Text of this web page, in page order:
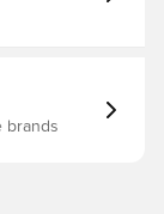
brands